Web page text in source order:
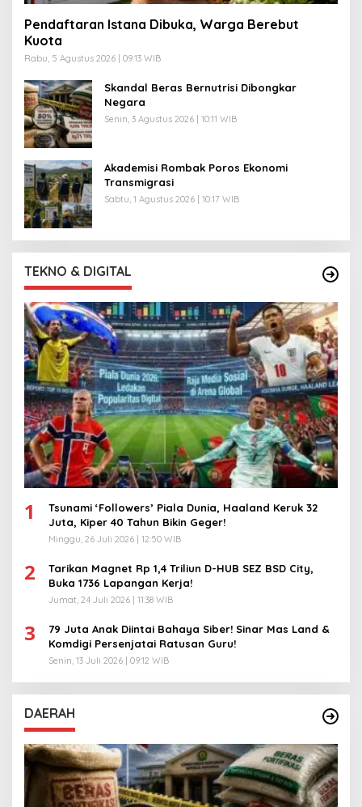
Pendaftaran Istana Dibuka, Warga Berebut
Kuota
Rabu, 5 Agustus 2026 | 09:13 WIB
Skandal Beras Bernutrisi Dibongkar
Negara
Senin, 3 Agustus 2026 | 10:11 WIB
Akademisi Rombak Poros Ekonomi
Transmigrasi
Sabtu, 1 Agustus 2026 | 10:17 WIB
TEKNO & DIGITAL
1
Tsunami ‘Followers’ Piala Dunia, Haaland Keruk 32
Juta, Kiper 40 Tahun Bikin Geger!
Minggu, 26 Juli 2026 | 12:50 WIB
2
Tarikan Magnet Rp 1,4 Triliun D-HUB SEZ BSD City,
Buka 1736 Lapangan Kerja!
Jumat, 24 Juli 2026 | 11:38 WIB
3
79 Juta Anak Diintai Bahaya Siber! Sinar Mas Land &
Komdigi Persenjatai Ratusan Guru!
Senin, 13 Juli 2026 | 09:12 WIB
DAERAH